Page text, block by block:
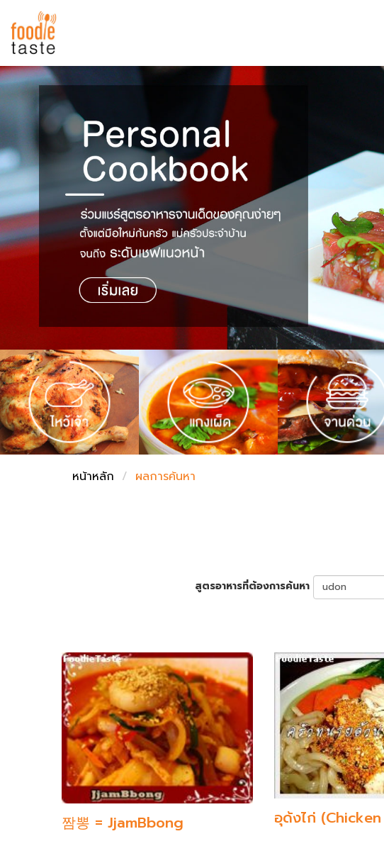
สูตรอาหาร
สูตรอาหารล่าสุด
Top Foodie
พาไปชิม
สารพันก้นครัว
เคล็ดลับน่ารู้
เปรียบเทียบหน่วยการตวง
เปรียบเทียบอุณหภูมิ
เปรียบเทียบน้ำหนักวัตถุดิบ
ชั่งตวงเนย
FoodPedia
สร้าง Cookbook
หน้าหลัก ผลการค้นหา
สูตรอาหารที่ต้องการค้นหา
짬뽕 = JjamBbong อุด้งไก่